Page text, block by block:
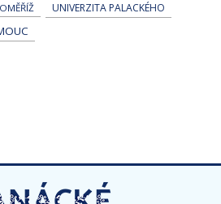
UNIVERZITA PALACKÉHO